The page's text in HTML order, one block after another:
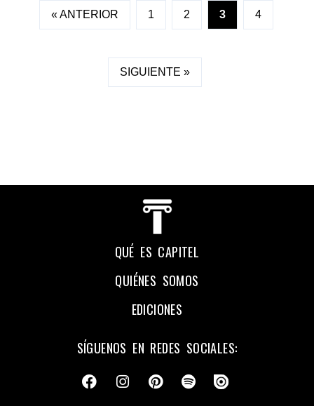
« ANTERIOR 1 2 3 4
SIGUIENTE »
QUÉ ES CAPITEL
QUIÉNES SOMOS
EDICIONES
SÍGUENOS EN REDES SOCIALES: